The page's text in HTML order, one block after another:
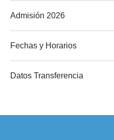
Admisión 2026
Fechas y Horarios
Datos Transferencia